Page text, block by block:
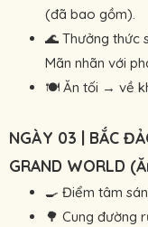
(đã bao gồm).
🌊 Thưởng thức
Mãn nhãn với
🍽 Ăn tối → về
NGÀY 03 | BẮC
GRAND WORLD
🍳 Điểm tâm
🌳 Cung đường